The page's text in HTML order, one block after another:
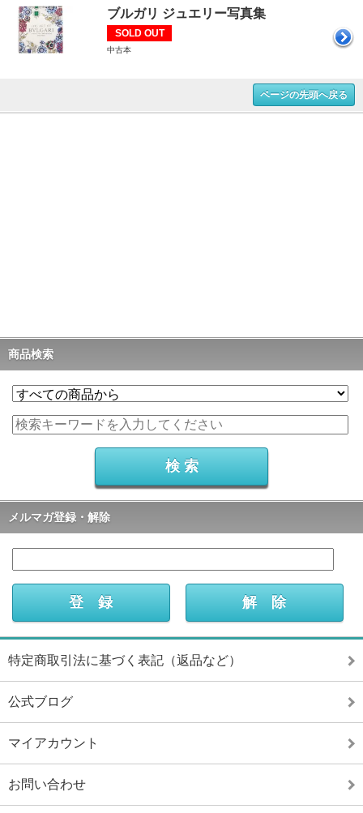
ブルガリ ジュエリー写真集
SOLD OUT
中古本
ページの先頭へ戻る
商品検索
メルマガ登録・解除
特定商取引法に基づく表記（返品など）
公式ブログ
マイアカウント
お問い合わせ